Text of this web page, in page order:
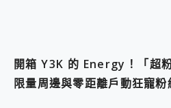
開箱 Y3K 的 Energy！「超
限量周邊與零距離戶動狂寵粉